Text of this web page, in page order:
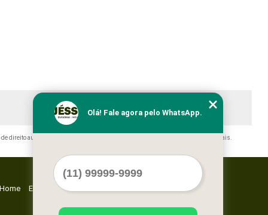
direito autoral – artigo 184 do Código Penal – Lei 9610/98 - Lei de direitos autorais
Home Empresa Missão Mapa do site
Olá! Fale agora pelo WhatsApp.